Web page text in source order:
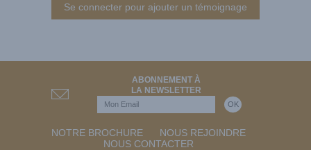
Se connecter pour ajouter un témoignage
ABONNEMENT À
LA NEWSLETTER
NOTRE BROCHURE
NOUS REJOINDRE
NOUS CONTACTER